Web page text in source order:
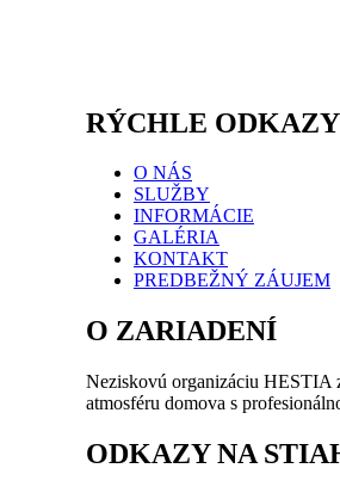
RÝCHLE ODKAZY
O NÁS
SLUŽBY
INFORMÁCIE
GALÉRIA
KONTAKT
PREDBEŽNÝ ZÁUJEM
O ZARIADENÍ
Neziskovú organizáciu HESTIA
atmosféru domova s
ODKAZY NA